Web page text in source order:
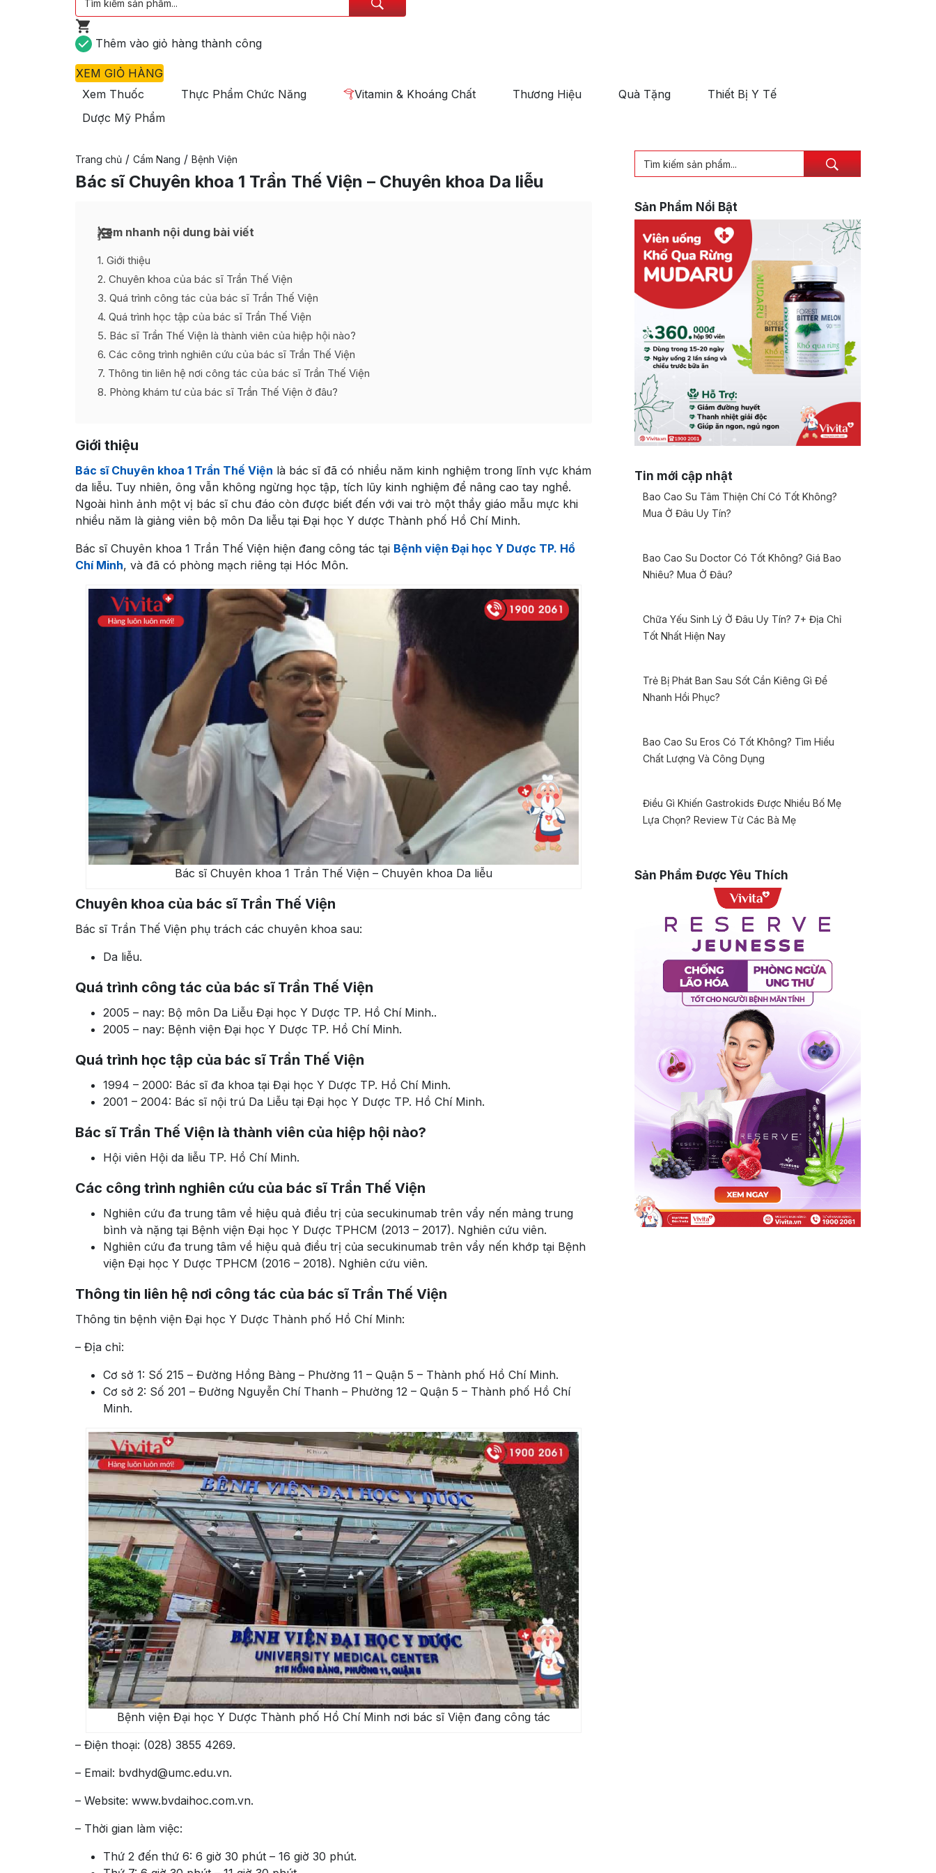
Thêm vào giỏ hàng thành công
XEM GIỎ HÀNG
Xem Thuốc
Thực Phẩm Chức Năng Vitamin & Khoáng Chất Thương Hiệu Quà Tặng
Thiết Bị Y Tế
Dược Mỹ Phẩm
Trang chủ / Cẩm Nang / Bệnh Viện
Bác sĩ Chuyên khoa 1 Trần Thế Viện – Chuyên khoa Da liễu
Xem nhanh nội dung bài viết
1 Giới thiệu
2 Chuyên khoa của bác sĩ Trần Thế Viện
3 Quá trình công tác của bác sĩ Trần Thế Viện
4 Quá trình học tập của bác sĩ Trần Thế Viện
5 Bác sĩ Trần Thế Viện là thành viên của hiệp hội nào?
6 Các công trình nghiên cứu của bác sĩ Trần Thế Viện
7 Thông tin liên hệ nơi công tác của bác sĩ Trần Thế Viện
8 Phòng khám tư của bác sĩ Trần Thế Viện ở đâu?
Giới thiệu
Bác sĩ Chuyên khoa 1 Trần Thế Viện là bác sĩ đã có nhiều năm kinh nghiệm trong lĩnh vực khám
da liễu. Tuy nhiên, ông vẫn không ngừng học tập, tích lũy kinh nghiệm để nâng cao tay nghề.
Ngoài hình ảnh một vị bác sĩ chu đáo còn được biết đến với vai trò một thầy giáo mẫu mực khi
nhiều năm là giảng viên bộ môn Da liễu tại Đại học Y dược Thành phố Hồ Chí Minh.
Bác sĩ Chuyên khoa 1 Trần Thế Viện hiện đang công tác tại Bệnh viện Đại học Y Dược TP. Hồ
Chí Minh, và đã có phòng mạch riêng tại Hóc Môn.
Bác sĩ Chuyên khoa 1 Trần Thế Viện – Chuyên khoa Da liễu
Chuyên khoa của bác sĩ Trần Thế Viện
Bác sĩ Trần Thế Viện phụ trách các chuyên khoa sau:
Da liễu.
Quá trình công tác của bác sĩ Trần Thế Viện
2005 – nay: Bộ môn Da Liễu Đại học Y Dược TP. Hồ Chí Minh..
2005 – nay: Bệnh viện Đại học Y Dược TP. Hồ Chí Minh.
Quá trình học tập của bác sĩ Trần Thế Viện
1994 – 2000: Bác sĩ đa khoa tại Đại học Y Dược TP. Hồ Chí Minh.
2001 – 2004: Bác sĩ nội trú Da Liễu tại Đại học Y Dược TP. Hồ Chí Minh.
Bác sĩ Trần Thế Viện là thành viên của hiệp hội nào?
Hội viên Hội da liễu TP. Hồ Chí Minh.
Các công trình nghiên cứu của bác sĩ Trần Thế Viện
Nghiên cứu đa trung tâm về hiệu quả điều trị của secukinumab trên vẩy nến mảng trung
bình và nặng tại Bệnh viện Đại học Y Dược TPHCM (2013 – 2017). Nghiên cứu viên.
Nghiên cứu đa trung tâm về hiệu quả điều trị của secukinumab trên vẩy nến khớp tại Bệnh
viện Đại học Y Dược TPHCM (2016 – 2018). Nghiên cứu viên.
Thông tin liên hệ nơi công tác của bác sĩ Trần Thế Viện
Thông tin bệnh viện Đại học Y Dược Thành phố Hồ Chí Minh:
– Địa chỉ:
Cơ sở 1: Số 215 – Đường Hồng Bàng – Phường 11 – Quận 5 – Thành phố Hồ Chí Minh.
Cơ sở 2: Số 201 – Đường Nguyễn Chí Thanh – Phường 12 – Quận 5 – Thành phố Hồ Chí
Minh.
Bệnh viện Đại học Y Dược Thành phố Hồ Chí Minh nơi bác sĩ Viện đang công tác
– Điện thoại: (028) 3855 4269.
– Email: bvdhyd@umc.edu.vn.
– Website: www.bvdaihoc.com.vn.
– Thời gian làm việc:
Thứ 2 đến thứ 6: 6 giờ 30 phút – 16 giờ 30 phút.
Sản Phẩm Nổi Bật
Tin mới cập nhật
Bao Cao Su Tâm Thiện Chí Có Tốt Không?
Mua Ở Đâu Uy Tín?
Bao Cao Su Doctor Có Tốt Không? Giá Bao
Nhiêu? Mua Ở Đâu?
Chữa Yếu Sinh Lý Ở Đâu Uy Tín? 7+ Địa Chỉ
Tốt Nhất Hiện Nay
Trẻ Bị Phát Ban Sau Sốt Cần Kiêng Gì Để
Nhanh Hồi Phục?
Bao Cao Su Eros Có Tốt Không? Tìm Hiểu
Chất Lượng Và Công Dụng
Điều Gì Khiến Gastrokids Được Nhiều Bố Mẹ
Lựa Chọn? Review Từ Các Bà Mẹ
Sản Phẩm Được Yêu Thích